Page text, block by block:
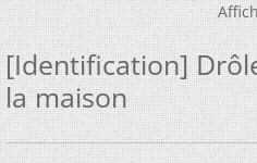
[Identification]
la maison